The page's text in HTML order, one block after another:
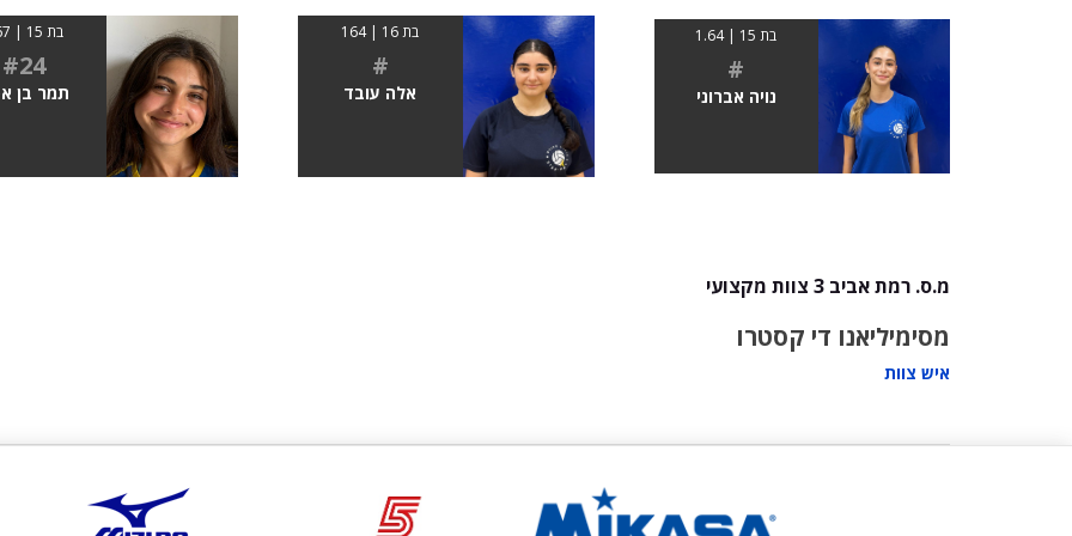
בת 15 | 1.64
#
נויה אברוני
בת 16 | 164
#
אלה עובד
בת 15 | 167
#24
תמר בן
מ.ס. רמת אביב 3 צוות מקצועי
מסימיליאנו די קסטרו
איש צוות